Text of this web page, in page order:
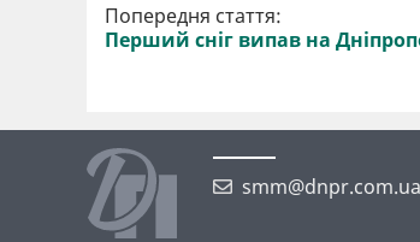
Попередня стаття:
Перший сніг випав на
smm@dnpr.com.ua